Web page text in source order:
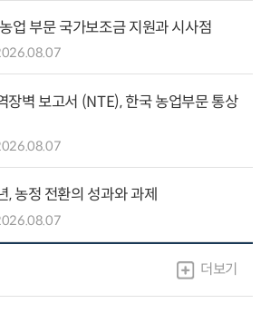
업 부문 국가보조금 지원과 시사점
벽 보고서 (NTE), 한국 농업부문 통상
, 농정 전환의 성과와 과제
더보기